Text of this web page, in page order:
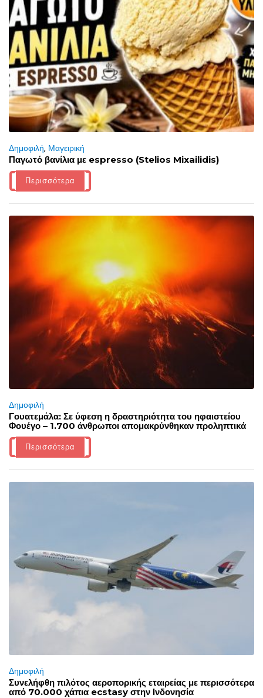
Δημοφιλή, Μαγειρική
Παγωτό βανίλια με espresso (Stelios Mixailidis)
Περισσότερα
Δημοφιλή
Γουατεμάλα: Σε ύφεση η δραστηριότητα του ηφαιστείου
Φουέγο – 1.700 άνθρωποι απομακρύνθηκαν προληπτικά
Περισσότερα
Δημοφιλή
Συνελήφθη πιλότος αεροπορικής εταιρείας με περισσότερα
από 70.000 χάπια ecstasy στην Ινδονησία